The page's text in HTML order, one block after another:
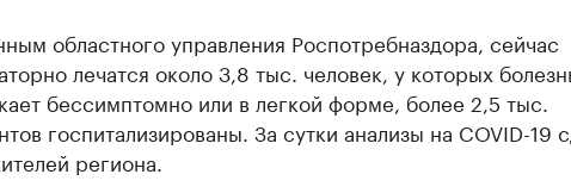
областного управления Роспотребназдора, сейчас
лечатся около 3,8 тыс. человек, у которых
бессимптомно или в легкой форме, более 2,5 тыс.
госпитализированы. За сутки анализы на COVID-19
региона.